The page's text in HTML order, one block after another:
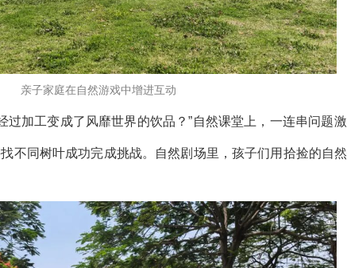
亲子家庭在自然游戏中增进互动
加工变成了风靡世界的饮品？”自然课堂上，一连串问题
不同树叶成功完成挑战。自然剧场里，孩子们用拾捡的自